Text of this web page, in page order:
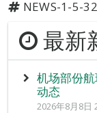
NEWS-1-5-
最新
机场部份
动态
2026年8月8日